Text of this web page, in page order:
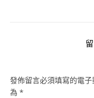
發佈留言必須填寫的電子
為 *